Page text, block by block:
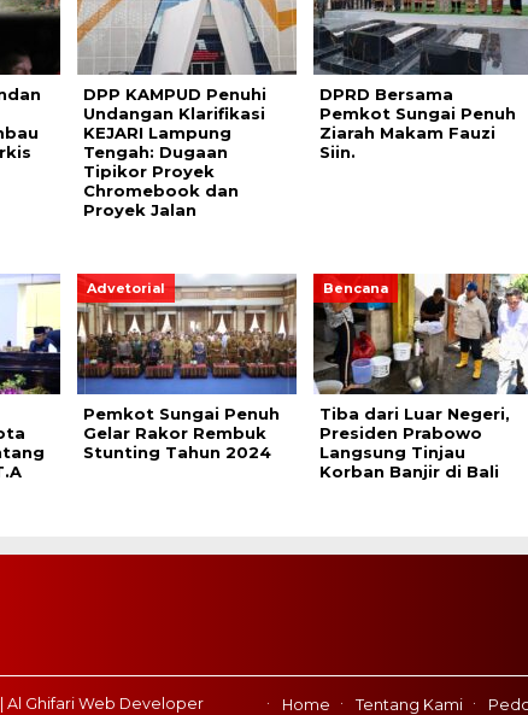
DPP KAMPUD Penuhi
Undangan Klarifikasi
KEJARI Lampung
Tengah: Dugaan
Tipikor Proyek
Chromebook dan
Proyek Jalan
DPRD Bersama
Pemkot Sungai Penuh
Ziarah Makam Fauzi
Siin.
Advetorial
Pemkot Sungai Penuh
Gelar Rakor Rembuk
Stunting Tahun 2024
Bencana
Tiba dari Luar Negeri,
Presiden Prabowo
Langsung Tinjau
Korban Banjir di Bali
Al Ghifari Web Developer Home Tentang Kami